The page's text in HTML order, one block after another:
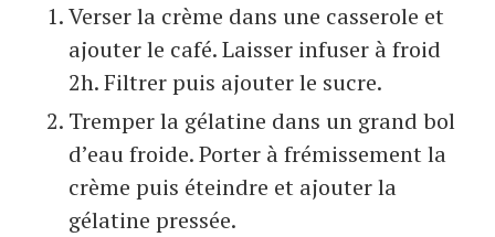
Verser la crème dans une casserole et
ajouter le café. Laisser infuser à froid
2h. Filtrer puis ajouter le sucre.
Tremper la gélatine dans un grand bol
d’eau froide. Porter à frémissement la
crème puis éteindre et ajouter la
gélatine pressée.